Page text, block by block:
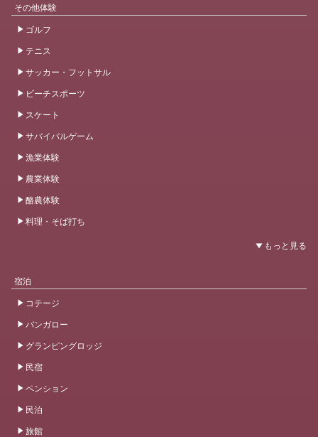
その他体験
ゴルフ
テニス
サッカー・フットサル
ビーチスポーツ
スケート
サバイバルゲーム
漁業体験
農業体験
酪農体験
料理・そば打ち
宿泊
コテージ
バンガロー
グランピングロッジ
民宿
ペンション
民泊
旅館